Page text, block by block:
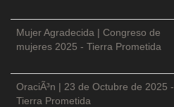
Mujer Agradecida | Congreso de
mujeres 2025 - Tierra Prometida
OraciÃ³n | 23 de Octubre de 2025 -
Tierra Prometida